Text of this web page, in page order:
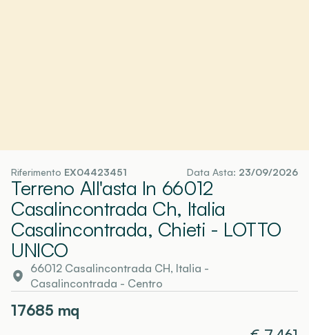
Riferimento EX04423451 Data Asta: 23/09/2026
Terreno All'asta In 66012
Casalincontrada Ch, Italia
Casalincontrada, Chieti - LOTTO
UNICO
66012 Casalincontrada CH, Italia -
Casalincontrada - Centro
17685 mq